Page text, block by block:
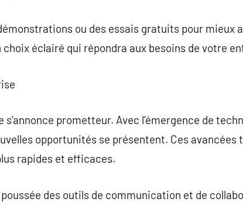
ou des essais gratuits pour mieux
éclairé qui répondra aux besoins de votre
s’annonce prometteur. Avec l’émergence de
opportunités se présentent. Ces avancées
rapides et efficaces.
des outils de communication et de